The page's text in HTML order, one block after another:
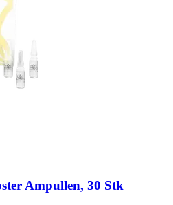
Ampullen, 30 Stk